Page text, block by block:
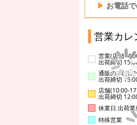
▶ お電話
営業カレ
営業(店舗
出荷締切
通販のみ(店舗
出荷締切
店舗(10:00-
出荷締切
休業日 出荷業
特殊営業